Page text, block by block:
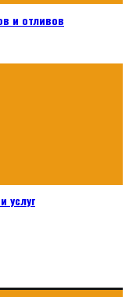
и отливов
услуг